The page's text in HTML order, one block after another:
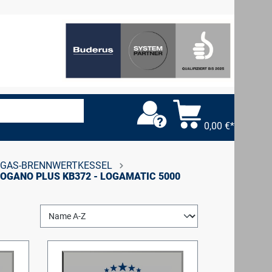
0,00 €*
GAS-BRENNWERTKESSEL
PLUS KB372 - LOGAMATIC 5000